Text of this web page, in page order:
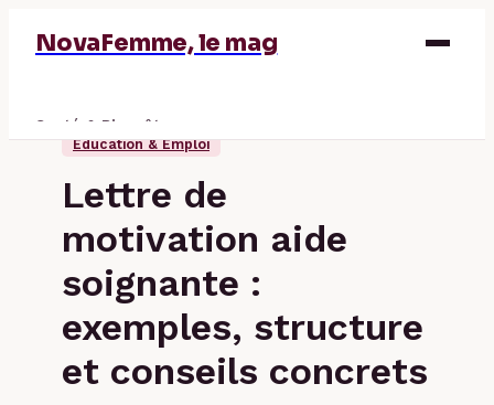
NovaFemme, le mag
Santé & Bien-être
Éducation & Emploi
Lettre de
motivation aide
soignante :
exemples, structure
et conseils concrets